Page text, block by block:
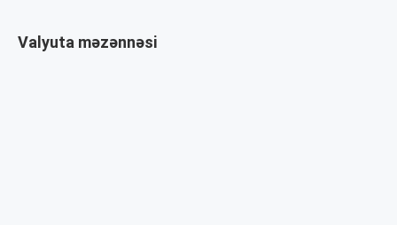
Valyuta məzənnəsi